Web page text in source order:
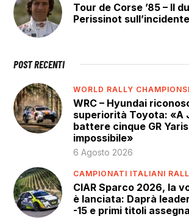
Tour de Corse ’85 – Il
Perissinot
POST RECENTI
WORLD RALLY
WRC – Hyundai
superiorità Toyota: «A
battere cinque GR
impossibile»
6 Agosto 2026
CAMPIONATI ITALIANI
CIAR Sparco 2026, la
è lanciata: Daprà
-15 e primi titoli